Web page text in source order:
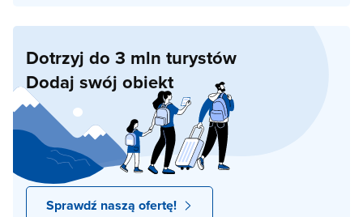
Dotrzyj do 3 mln turystów
Dodaj swój obiekt
Sprawdź naszą ofertę!